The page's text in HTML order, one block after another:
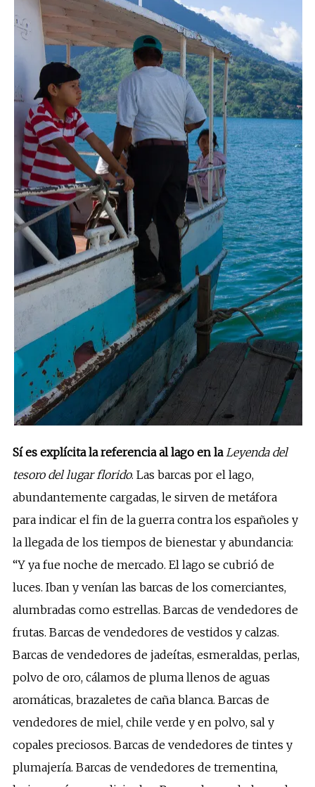
Sí es explícita la referencia al lago en la Leyenda del
tesoro del lugar florido. Las barcas por el lago,
abundantemente cargadas, le sirven de metáfora
para indicar el fin de la guerra contra los españoles y
la llegada de los tiempos de bienestar y abundancia:
“Y ya fue noche de mercado. El lago se cubrió de
luces. Iban y venían las barcas de los comerciantes,
alumbradas como estrellas. Barcas de vendedores de
frutas. Barcas de vendedores de vestidos y calzas.
Barcas de vendedores de jadeítas, esmeraldas, perlas,
polvo de oro, cálamos de pluma llenos de aguas
aromáticas, brazaletes de caña blanca. Barcas de
vendedores de miel, chile verde y en polvo, sal y
copales preciosos. Barcas de vendedores de tintes y
plumajería. Barcas de vendedores de trementina,